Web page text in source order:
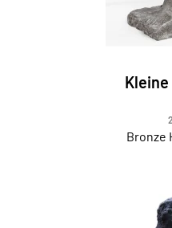
Kleine
Bronze